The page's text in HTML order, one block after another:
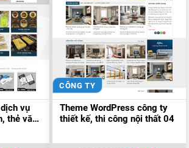
vụ
thẻ văn
CÔNG TY
Theme WordPress công ty
thiết kế, thi công nội thất 04